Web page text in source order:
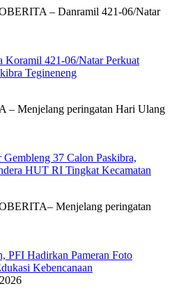
– Danramil 421-06/Natar
Koramil 421-06/Natar Perkuat
Tegineneng
Menjelang peringatan Hari Ulang
37 Calon Paskibra,
HUT RI Tingkat Kecamatan
Menjelang peringatan
PFI Hadirkan Pameran Foto
Kebencanaan